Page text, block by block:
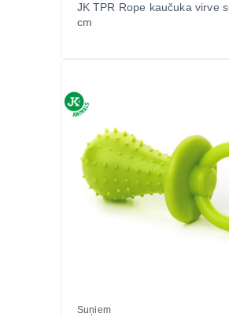
JK TPR Rope kaučuka virve
cm
Suņiem